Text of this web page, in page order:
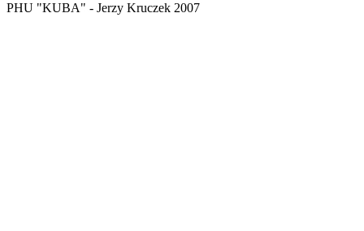
PHU "KUBA" - Jerzy Kruczek 2007